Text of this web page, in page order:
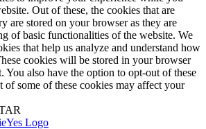
Out of these, the cookies that are
are stored on your browser as they are
of basic functionalities of the website. We
that help us analyze and understand how
cookies will be stored in your browser
You also have the option to opt-out of these
some of these cookies may affect your